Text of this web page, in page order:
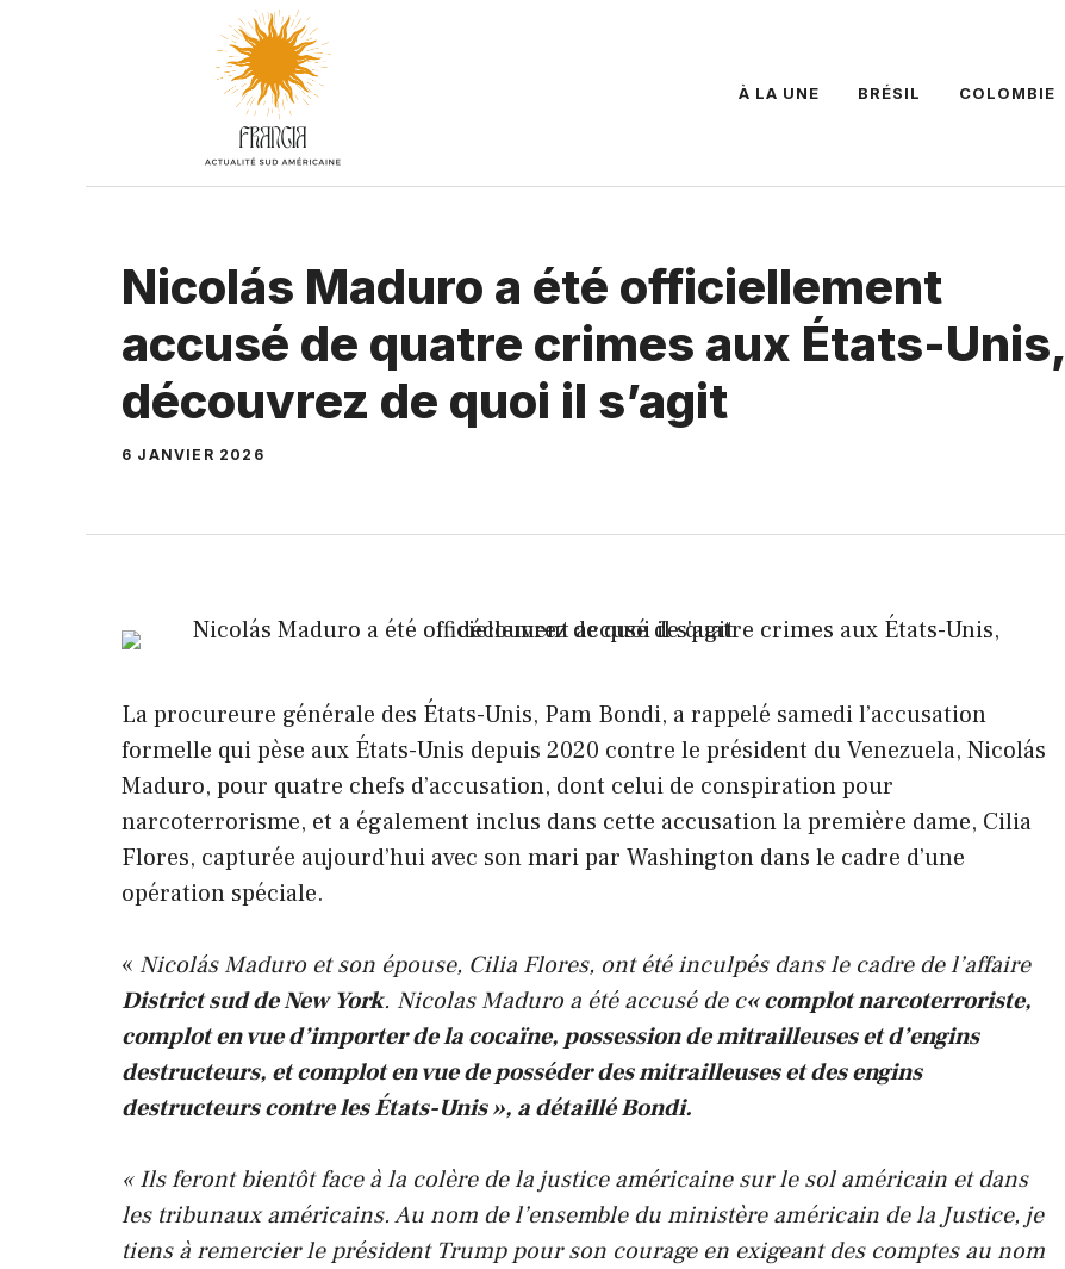
À LA UNE BRÉSIL COLOMBIE
Nicolás Maduro a été officiellement
accusé de quatre crimes aux États-Unis,
découvrez de quoi il s’agit
6 JANVIER 2026
La procureure générale des États-Unis, Pam Bondi, a rappelé samedi l’accusation
formelle qui pèse aux États-Unis depuis 2020 contre le président du Venezuela, Nicolás
Maduro, pour quatre chefs d’accusation, dont celui de conspiration pour
narcoterrorisme, et a également inclus dans cette accusation la première dame, Cilia
Flores, capturée aujourd’hui avec son mari par Washington dans le cadre d’une
opération spéciale.
« Nicolás Maduro et son épouse, Cilia Flores, ont été inculpés dans le cadre de l’affaire
District sud de New York. Nicolas Maduro a été accusé de c« complot narcoterroriste,
complot en vue d’importer de la cocaïne, possession de mitrailleuses et d’engins
destructeurs, et complot en vue de posséder des mitrailleuses et des engins
destructeurs contre les États-Unis », a détaillé Bondi.
« Ils feront bientôt face à la colère de la justice américaine sur le sol américain et dans
les tribunaux américains. Au nom de l’ensemble du ministère américain de la Justice, je
tiens à remercier le président Trump pour son courage en exigeant des comptes au nom